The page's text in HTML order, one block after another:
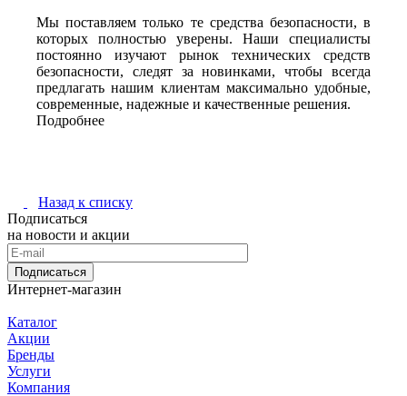
Мы поставляем только те средства безопасности, в
которых полностью уверены. Наши специалисты
постоянно изучают рынок технических средств
безопасности, следят за новинками, чтобы всегда
предлагать нашим клиентам максимально удобные,
современные, надежные и качественные решения.
Подробнее
Назад к списку
Подписаться
на новости и акции
Подписаться
Интернет-магазин
Каталог
Акции
Бренды
Услуги
Компания